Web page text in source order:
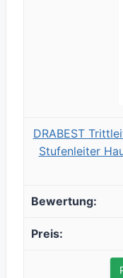
DRABEST
Stufenleiter